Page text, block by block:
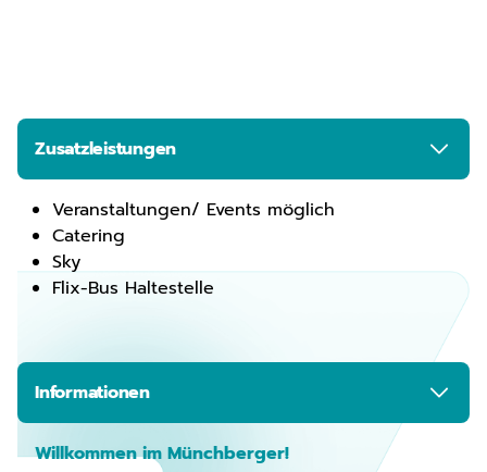
Zusatzleistungen
Veranstaltungen/ Events möglich
Catering
Sky
Flix-Bus Haltestelle
Informationen
Willkommen im Münchberger!